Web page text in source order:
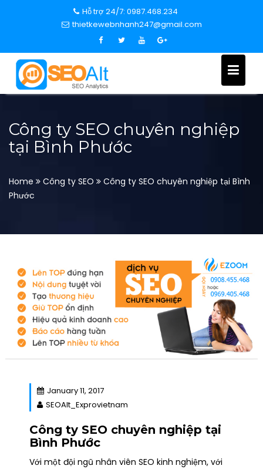
c
Hỗ trợ 24/7: 0987.468.234
thietkewebnhanh247@gmail.com
Công ty SEO chuyên nghiệp
tại Bình Phước
Home Công ty SEO
Công ty SEO chuyên nghiệp tại Bình
Phước
January 11, 2017
SEOAlt_Exprovietnam
Công ty SEO chuyên nghiệp tại
Bình Phước
Với một đội ngũ nhân viên SEO kinh nghiệm, với